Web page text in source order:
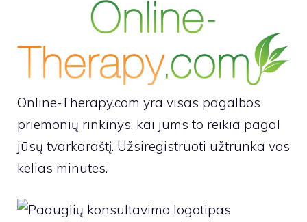
Online-Therapy.com yra visas pagalbos
priemonių rinkinys, kai jums to reikia pagal
jūsų tvarkaraštį. Užsiregistruoti užtrunka vos
kelias minutes.